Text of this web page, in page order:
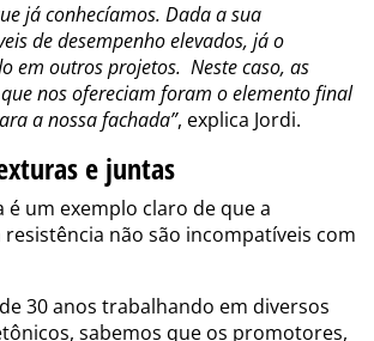
já conhecíamos. Dada a sua
de desempenho elevados, já o
em outros projetos. Neste caso, as
nos ofereciam foram o elemento final
a nossa fachada”, explica Jordi.
e juntas
é um exemplo claro de que a
não são incompatíveis com
30 anos trabalhando em diversos
sabemos que os promotores,